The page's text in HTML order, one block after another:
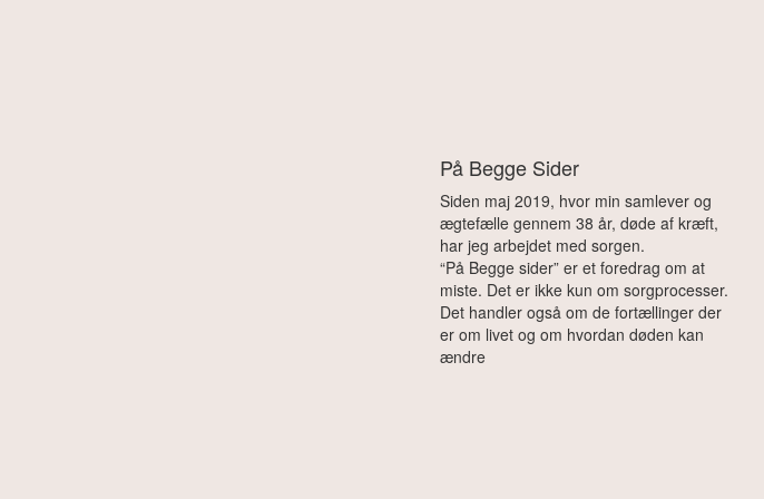
På Begge Sider
Siden maj 2019, hvor min samlever og
ægtefælle gennem 38 år, døde af kræft,
har jeg arbejdet med sorgen.
“På Begge sider” er et foredrag om at
miste. Det er ikke kun om sorgprocesser.
Det handler også om de fortællinger der
er om livet og om hvordan døden kan
ændre